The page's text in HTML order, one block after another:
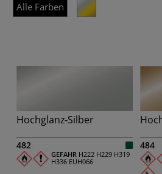
Alle Farben
Hochglanz-Silber
482
GEFAHR H222 H229 H319
H336 EUH066
484